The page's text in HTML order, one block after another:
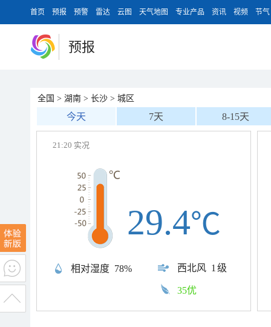
首页 预报 预警 雷达 云图 天气地图 专业产品 资讯 视频 节气
预报
全国 > 湖南 > 长沙 > 城区
今天 7天 8-15天
21:20 实况
相对湿度 78% 西北风 1级
29.4℃
35优